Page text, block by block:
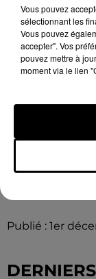
Publié : 1er
Vous pouvez
sélectionnant les
Vous pouvez
accepter". Vos
pouvez mettre à
moment via le lien